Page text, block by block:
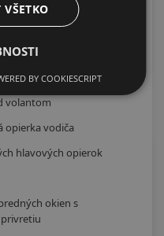
by-wire)
volantom
opierka vodiča
hlavových opierok
okien s
BY COOKIESCRIPT